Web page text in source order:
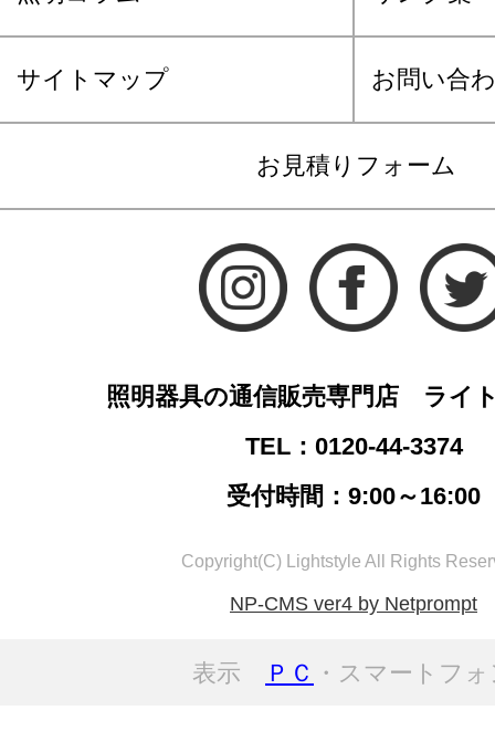
サイトマップ お問い合
お見積りフォーム
照明器具の通信販売専門店 ライ
TEL：0120-44-3374
受付時間：9:00～16:00
Copyright(C) Lightstyle All Rights
NP-CMS ver4 by Netprompt
表示 ＰＣ ・スマートフ